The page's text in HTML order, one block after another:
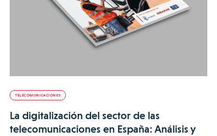
TELECOMUNICACIONES
La digitalización del sector de las
telecomunicaciones en España: Análisis y